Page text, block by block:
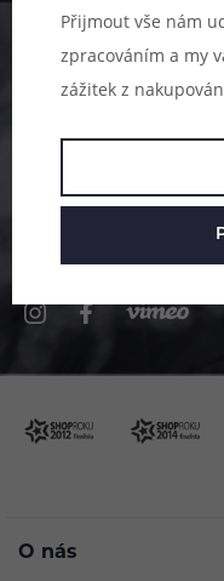
Pomůžeme
O nás
Přijmout vše nám
zpracováním a my
zážitek z